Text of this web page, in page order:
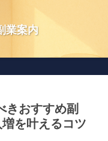
業案内
きおすすめ副
を叶えるコツ